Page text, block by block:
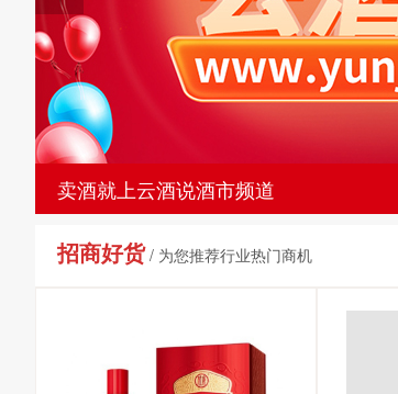
卖酒就上云酒说酒市频道
招商好货/ 为您推荐行业热门商机